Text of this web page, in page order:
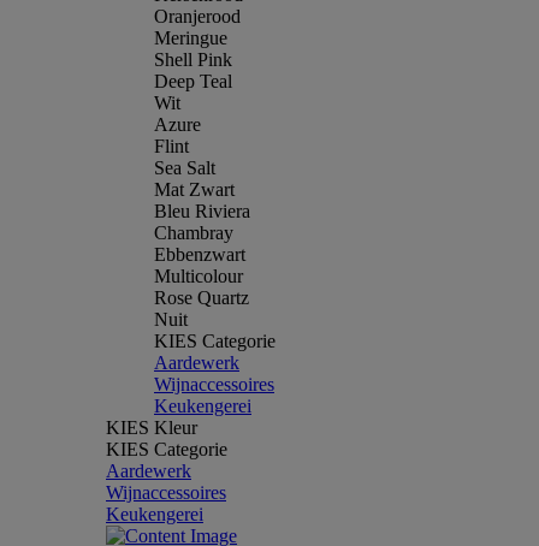
Oranjerood
Meringue
Shell Pink
Deep Teal
Wit
Azure
Flint
Sea Salt
Mat Zwart
Bleu Riviera
Chambray
Ebbenzwart
Multicolour
Rose Quartz
Nuit
KIES Categorie
Aardewerk
Wijnaccessoires
Keukengerei
KIES Kleur
KIES Categorie
Aardewerk
Wijnaccessoires
Keukengerei